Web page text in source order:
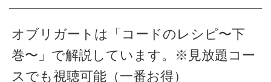
オブリガートは「コードのレシピ〜下
巻〜」で解説しています。※見放題コー
スでも視聴可能（一番お得）